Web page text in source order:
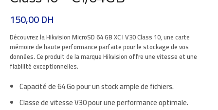
150,00DH
Découvrez laHikvision MicroSD 64 GB XC I V30 Class 10, une carte
mémoire de haute performance parfaite pour le stockage de vos
données. Ce produit de la marqueHikvisionoffre une vitesse et une
fiabilité exceptionnelles.
Capacité de 64 Go pour un stock ample de fichiers.
Classe de vitesse V30 pour une performance optimale.